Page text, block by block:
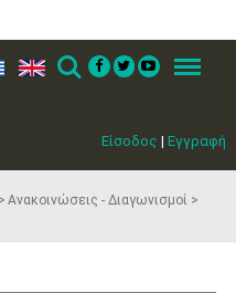
Είσοδος | Εγγραφή
en Search Menu
Ανακοινώσεις - Διαγωνισμοί